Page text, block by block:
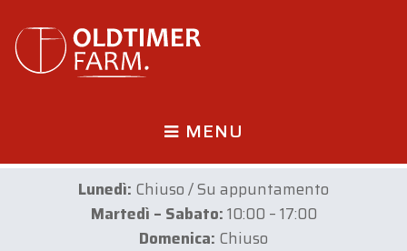
MENU
Lunedì: Chiuso / Su appuntamento
Martedì – Sabato:10:00 – 17:00
Domenica: Chiuso